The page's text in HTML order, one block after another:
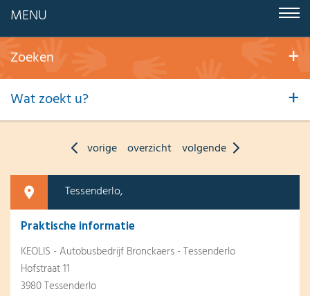
MENU
Zoeken
Wat zoekt u?
vorige overzicht volgende
Tessenderlo,
Praktische informatie
KEOLIS - Autobusbedrijf Bronckaers - Tessenderlo
Hofstraat 11
3980 Tessenderlo